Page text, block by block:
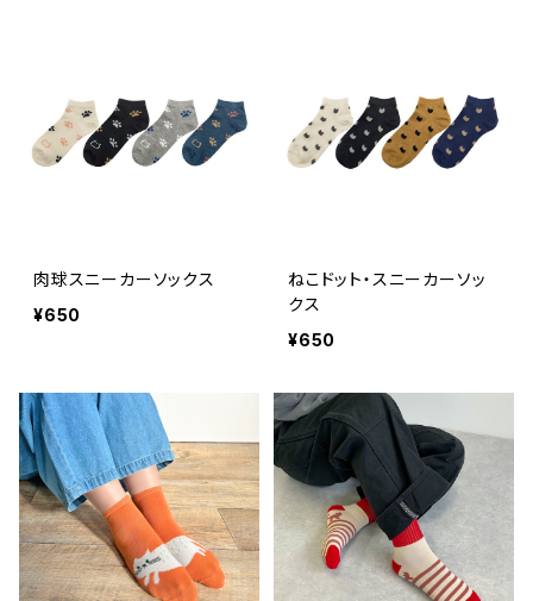
肉球スニーカーソックス
¥650
ねこドット・スニーカーソッ
クス
¥650